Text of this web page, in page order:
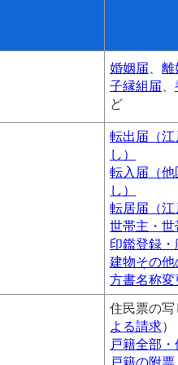
婚姻届 離
子縁組届
ど
転出届（
し）
転入届（
し）
転居届（江
世帯主・世
印鑑登録・
建物その
方書名称変
住民票の写
よる請求）
戸籍全部
戸籍の附票